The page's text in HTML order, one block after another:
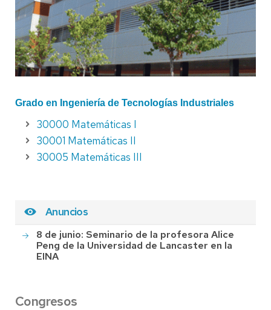
Grado en I ngeniería de Tecnologías Industriales
30000 Matemáticas I
30001 Matemáticas II
30005 Matemáticas III
Anuncios
8 de junio: Seminario de la profesora Alice
Peng de la Universidad de Lancaster en la
EINA
Congresos